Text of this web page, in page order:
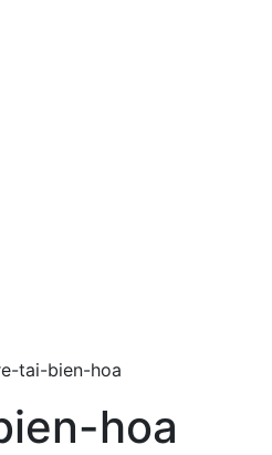
tai-bien-hoa
hoa